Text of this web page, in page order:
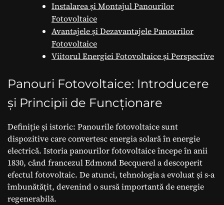
Instalarea și Montajul Panourilor
Fotovoltaice
Avantajele și Dezavantajele Panourilor
Fotovoltaice
Viitorul Energiei Fotovoltaice și Perspective
Panouri Fotovoltaice: Introducere
și Principii de Funcționare
Definiție și istoric: Panourile fotovoltaice sunt
dispozitive care convertesc energia solară în energie
electrică. Istoria panourilor fotovoltaice începe în anii
1830, când francezul Edmond Becquerel a descoperit
efectul fotovoltaic. De atunci, tehnologia a evoluat și s-a
îmbunătățit, devenind o sursă importantă de energie
regenerabilă.